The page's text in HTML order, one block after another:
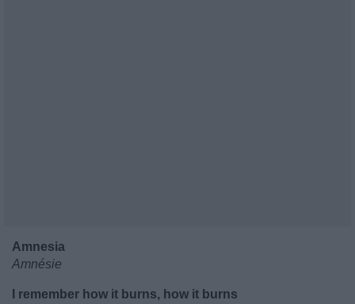
Amnesia
Amnésie
I remember how it burns, how it burns